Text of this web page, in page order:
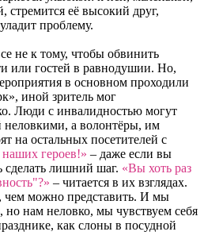
стремится её высокий друг,
проблему.
не к тому, чтобы обвинить
или гостей в равнодушии. Но,
в основном проходили
иной зритель мог
Люди с инвалидностью могут
а волонтёры, им
на остальных посетителей с
героев!» – даже если вы
сделать лишний шаг. «Вы хоть раз
– читается в их взглядах.
можно представить. И мы
но нам неловко, мы чувствуем себя
как слоны в посудной